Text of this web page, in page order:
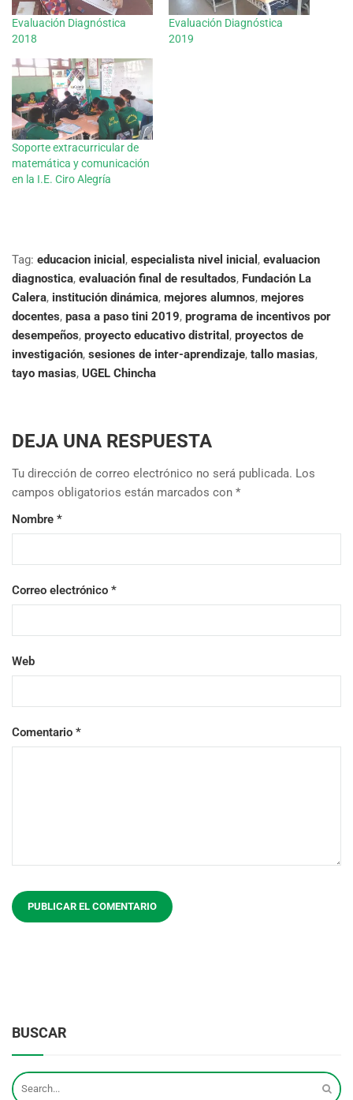
Evaluación Diagnóstica
2018
Evaluación Diagnóstica
2019
Soporte extracurricular de
matemática y comunicación
en la I.E. Ciro Alegría
Tag: educacion inicial , especialista nivel inicial , evaluacion
diagnostica, evaluación final de resultados, Fundación La
Calera, institución dinámica, mejores alumnos, mejores
docentes, pasa a paso tini 2019, programa de incentivos por
desempeños, proyecto educativo distrital , proyectos de
investigación, sesiones de inter-aprendizaje, tallo masias,
tayo masias, UGEL Chincha
DEJA UNA RESPUESTA
Tu dirección de correo electrónico no será publicada. Los
campos obligatorios están marcados con *
Nombre *
Correo electrónico *
Web
Comentario *
BUSCAR